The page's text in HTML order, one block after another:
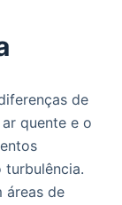
de
quente e o
turbulência.
áreas de